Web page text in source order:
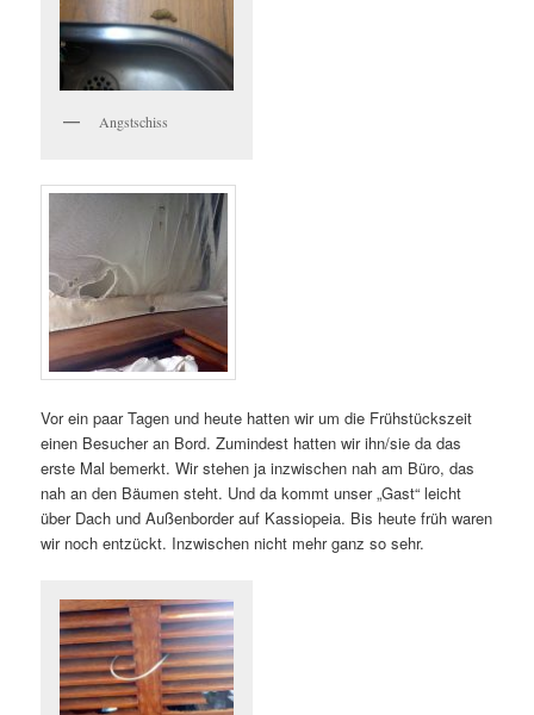
Angstschiss
Vor ein paar Tagen und heute hatten wir um die Frühstückszeit
einen Besucher an Bord. Zumindest hatten wir ihn/sie da das
erste Mal bemerkt. Wir stehen ja inzwischen nah am Büro, das
nah an den Bäumen steht. Und da kommt unser „Gast“ leicht
über Dach und Außenborder auf Kassiopeia. Bis heute früh waren
wir noch entzückt. Inzwischen nicht mehr ganz so sehr.